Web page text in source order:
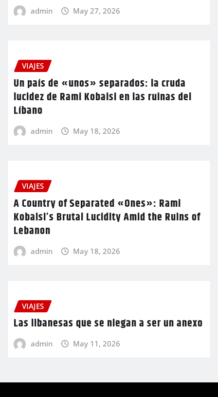
admin May 27, 2026
VIAJES
Un país de «unos» separados: la cruda
lucidez de Rami Kobaisi en las ruinas del
Líbano
admin May 18, 2026
VIAJES
A Country of Separated «Ones»: Rami
Kobaisi’s Brutal Lucidity Amid the Ruins of
Lebanon
admin May 18, 2026
VIAJES
Las libanesas que se niegan a ser un anexo
admin May 11, 2026